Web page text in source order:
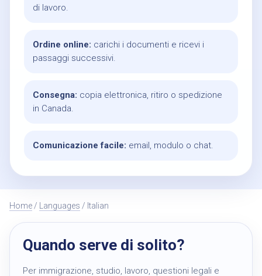
di lavoro.
Ordine online: carichi i documenti e ricevi i
passaggi successivi.
Consegna: copia elettronica, ritiro o spedizione
in Canada.
Comunicazione facile: email, modulo o chat.
Home / Languages / Italian
Quando serve di solito?
Per immigrazione, studio, lavoro, questioni legali e